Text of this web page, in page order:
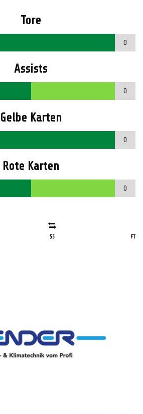
Tore
0
Assists
0
Gelbe Karten
0
Rote Karten
0
55 FT